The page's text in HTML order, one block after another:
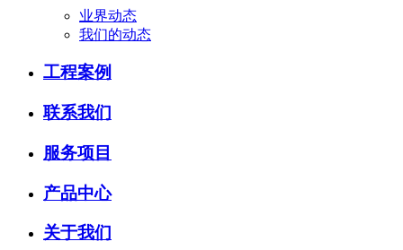
业界动态
我们的动态
工程案例
联系我们
服务项目
产品中心
关于我们